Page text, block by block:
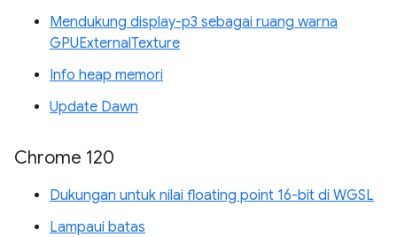
Mendukung display-p3 sebagai ruang warna
GPUExternalTexture
Info heap memori
Update Dawn
Chrome 120
Dukungan untuk nilai floating point 16-bit di WGSL
Lampaui batas